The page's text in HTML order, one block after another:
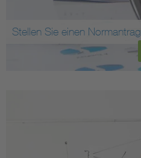
Stellen Sie einen Normantrag